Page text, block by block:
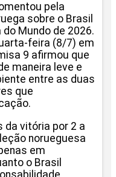
pela
sobre o Brasil
Mundo de 2026.
feira (8/7) em
9 afirmou que
maneira leve e
entre as duas
que
da vitória por 2 a
norueguesa
em
o Brasil